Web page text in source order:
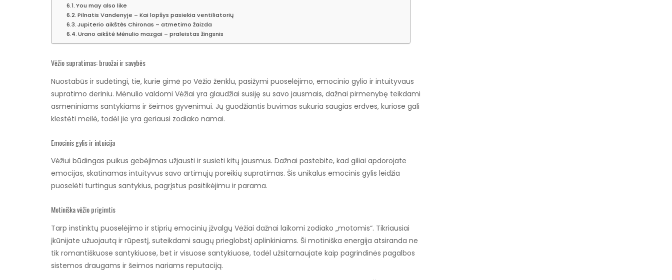
You may also like
Pilnatis Vandenyje – Kai lopšys pasiekia ventiliatorių
Jupiterio aikštės Chironas – atmetimo žaizda
Urano aikštė Mėnulio mazgai – praleistas žingsnis
Vėžio supratimas: bruožai ir savybės
Nuostabūs ir sudėtingi, tie, kurie gimė po Vėžio ženklu, pasižymi puoselėjimo, emocinio gylio ir intuityvaus
supratimo deriniu. Mėnulio valdomi Vėžiai yra glaudžiai susiję su savo jausmais, dažnai pirmenybę teikdami
asmeniniams santykiams ir šeimos gyvenimui. Jų guodžiantis buvimas sukuria saugias erdves, kuriose gali
klestėti meilė, todėl jie yra geriausi zodiako namai.
Emocinis gylis ir intuicija
Vėžiui būdingas puikus gebėjimas užjausti ir susieti kitų jausmus. Dažnai pastebite, kad giliai apdorojate
emocijas, skatinamas intuityvus savo artimųjų poreikių supratimas. Šis unikalus emocinis gylis leidžia
puoselėti turtingus santykius, pagrįstus pasitikėjimu ir parama.
Motiniška vėžio prigimtis
Tarp instinktų puoselėjimo ir stiprių emocinių įžvalgų Vėžiai dažnai laikomi zodiako „motomis“. Tikriausiai
įkūnijate užuojautą ir rūpestį, suteikdami saugų prieglobstį aplinkiniams. Ši motiniška energija atsiranda ne
tik romantiškuose santykiuose, bet ir visuose santykiuose, todėl užsitarnaujate kaip pagrindinės pagalbos
sistemos draugams ir šeimos nariams reputaciją.